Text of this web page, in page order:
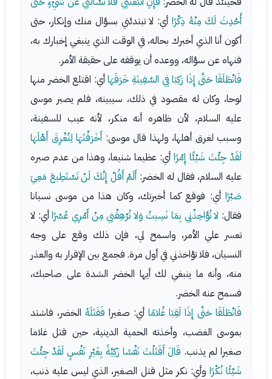
أُحْدِثَ لَكَ مِنْهُ ذِكْرًا أي: لا تبتدئني بسؤال منك وإنكار، حتى
أكون أنا الذي أخبرك بحاله، في الوقت الذي ينبغي إخبارك به،
فنهاه عن سؤاله، ووعده أن يوقفه على حقيقة الأمر.
فَانْطَلَقَا حَتَّى إِذَا رَكِبَا فِي السَّفِينَةِ خَرَقَهَاأي: اقتلع الخضر منها
لوحا، وكان له مقصود في ذلك، سيبينه، فلم يصبر موسى
عليه السلام، لأن ظاهره أنه منكر، لأنه عيب للسفينة،
وسبب لغرق أهلها، ولهذا قال موسى: أَخَرَقْتَهَا لِتُغْرِقَ أَهْلَهَا
لَقَدْ جِئْتَ شَيْئًا إِمْرًا أي: عظيما شنيعا، وهذا من عدم صبره
عليه السلام، فقال له الخضر: أَلَمْ أَقُلْ إِنَّكَ لَنْ تَسْتَطِيعَ مَعِيَ
صَبْرًا أي: فوقع كما أخبرتك، وكان هذا من موسى نسيانا
فقال: لا تُؤَاخِذْنِي بِمَا نَسِيتُ وَلا تُرْهِقْنِي مِنْ أَمْرِي عُسْرًاأي: لا
تعسر علي الأمر، واسمح لي، فإن ذلك وقع على وجه
النسيان، فلا تؤاخذني في أول مرة. فجمع بين الإقرار به والعذر
منه، وأنه ما ينبغي لك أيها الخضر الشدة على صاحبك،
فسمح عنه الخضر.
فَانْطَلَقَا حَتَّى إِذَا لَقِيَا غُلامًا أي: صغيرا فَقَتَلَهُ الخضر، فاشتد
بموسى الغضب، وأخذته الحمية الدينية، حين قتل غلاما
صغيرا لم يذنب. قَالَ أَقَتَلْتَ نَفْسًا زَكِيَّةً بِغَيْرِ نَفْسٍ لَقَدْ جِئْتَ
شَيْئًا نُكْرًا وأي: نكر مثل قتل الصغير، الذي ليس عليه ذنب،